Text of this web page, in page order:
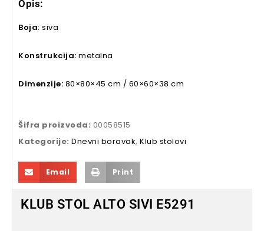
Opis:
Boja: siva
Konstrukcija: metalna
Dimenzije: 80×80×45 cm / 60×60×38 cm
Šifra proizvoda: 00058515
Kategorije: Dnevni boravak, Klub stolovi
Email Print
KLUB STOL ALTO SIVI E5291